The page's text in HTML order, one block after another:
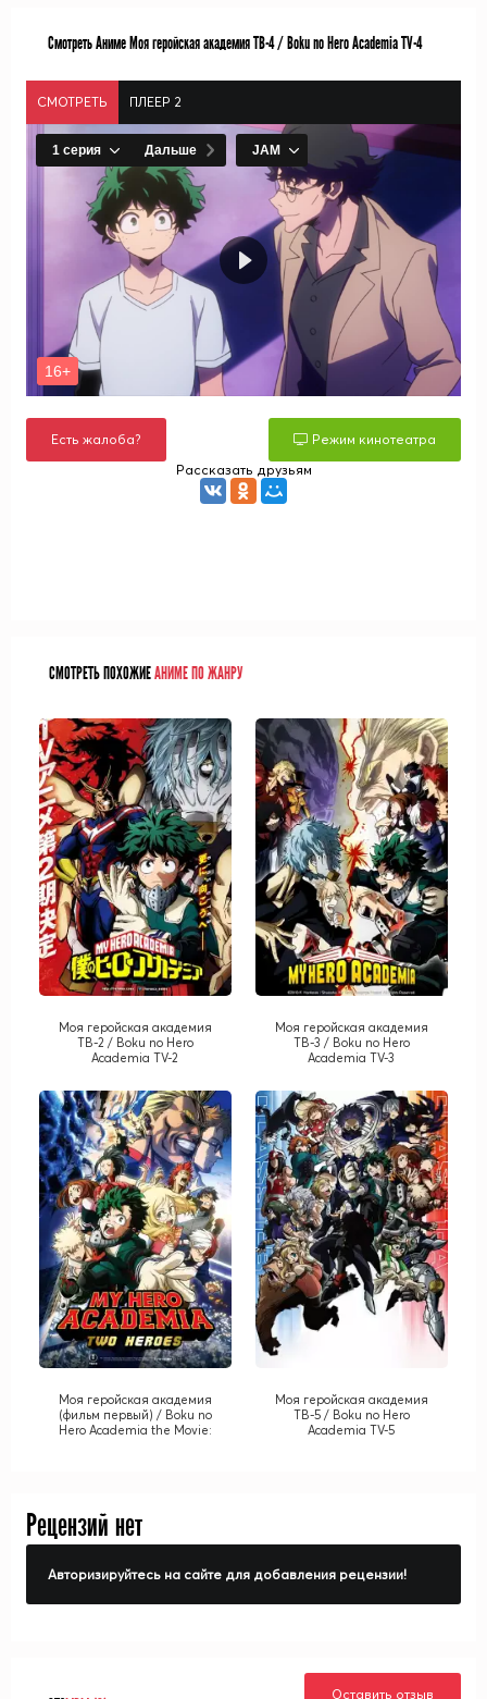
Смотреть Аниме Моя геройская академия ТВ-4 / Boku no Hero Academia TV-4
СМОТРЕТЬ ПЛЕЕР 2
Есть жалоба?
Режим кинотеатра
Рассказать друзьям
СМОТРЕТЬ ПОХОЖИЕАНИМЕ ПО ЖАНРУ
Моя геройская академия
ТВ-2 / Boku no Hero
Academia TV-2
Моя геройская академия
ТВ-3 / Boku no Hero
Academia TV-3
Моя геройская академия
(фильм первый) / Boku no
Hero Academia the Movie:
Моя геройская академия
ТВ-5 / Boku no Hero
Academia TV-5
Рецензий нет
Авторизируйтесь на сайте для добавления рецензии!
Оставить отзыв